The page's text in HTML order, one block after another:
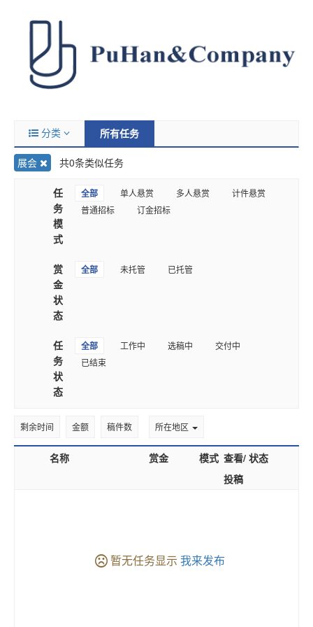
分类 所有任务
展会 共0条类似任务
任
务
模
式
全部 单人悬赏 多人悬赏
计件悬赏
普通招标
订金招标
赏
金
状
态
全部 未托管 已托管
任
务
状
态
全部 工作中 选稿中
交付中
已结束
剩余时间 金额 稿件数 所在地区
名称 赏金 模式 查看/
投稿
状态
暂无任务显示 我来发布